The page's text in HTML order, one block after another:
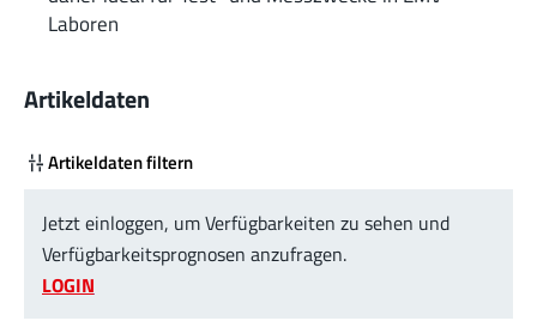
Laboren
Artikeldaten
Artikeldaten filtern
Jetzt einloggen, um Verfügbarkeiten zu sehen und
Verfügbarkeitsprognosen anzufragen.
LOGIN